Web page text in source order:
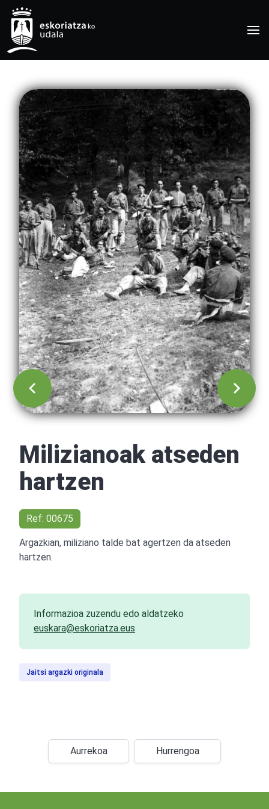
Milizianoak atseden
hartzen
Ref: 00675
Argazkian, miliziano talde bat agertzen da atseden
hartzen.
Informazioa zuzendu edo aldatzeko
euskara@eskoriatza.eus
Jaitsi argazki originala
Aurrekoa Hurrengoa